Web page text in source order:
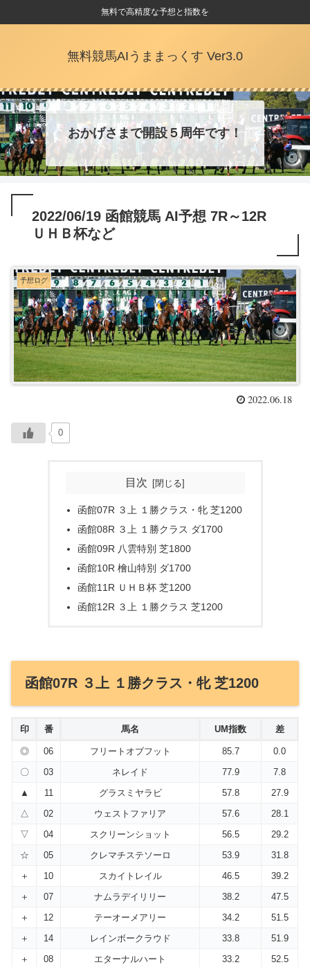
無料で高精度な予想と指数を
無料競馬AIうままっくす Ver3.0
おかげさまで開設５周年です！
2022/06/19 函館競馬 AI予想 7R～12R
ＵＨＢ杯など
予想ログ
2022.06.18
0
目次
函館07R ３上 １勝クラス・牝 芝1200
函館08R ３上 １勝クラス ダ1700
函館09R 八雲特別 芝1800
函館10R 檜山特別 ダ1700
函館11R ＵＨＢ杯 芝1200
函館12R ３上 １勝クラス 芝1200
函館07R ３上 １勝クラス・牝 芝1200
印 番 馬名 UM指数 差
◎ 06 フリートオブフット 85.7
0.0
〇
03 ネレイド 77.9
7.8
▲
11 グラスミヤラビ 57.8
27.9
△
02 ウェストファリア 57.6
28.1
▽
04 スクリーンショット 56.5
29.2
☆
05 クレマチステソーロ 53.9
31.8
＋
10 スカイトレイル 46.5
39.2
＋
07 ナムラデイリリー 38.2
47.5
＋
12 テーオーメアリー 34.2
51.5
＋
14 レインボークラウド 33.8
51.9
＋
08 エターナルハート 33.2
52.5